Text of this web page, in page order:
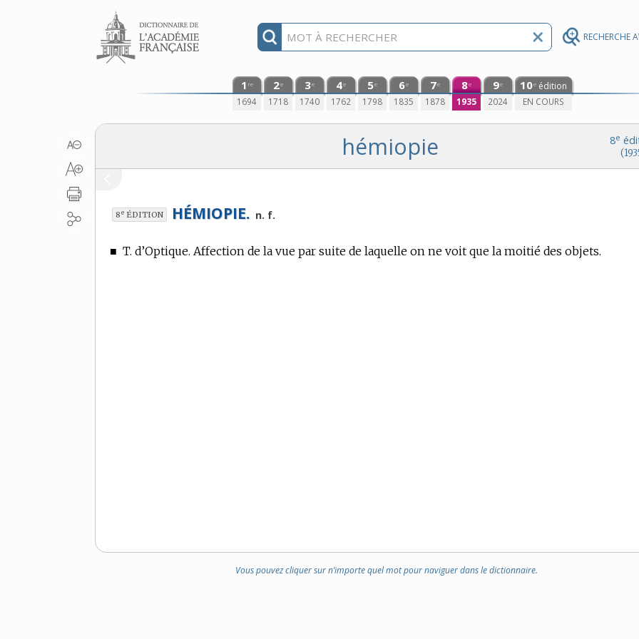
RECHERCHE
Aller au contenu
1 re
1694
2e
1718
3e
1740
4e
1762
5e
1798
6e
1835
7e
1878
8e
1935
9e
2024
10e édition
EN COURS
8e
hémiopie
8e ÉDITION HÉMIOPIE. n. f.
■ T. d’Optique. Affection de la vue par suite de laquelle on ne voit que la moitié des objets.
Vous pouvez cliquer sur n’importe quel mot pour naviguer dans le dictionnaire.